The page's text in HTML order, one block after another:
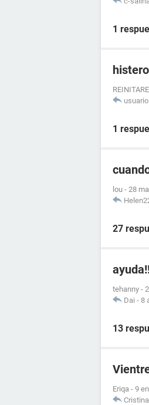
1
1
lou - 28
27
tehanny -
Dai - 8
13
Eriqa - 9
Cristina